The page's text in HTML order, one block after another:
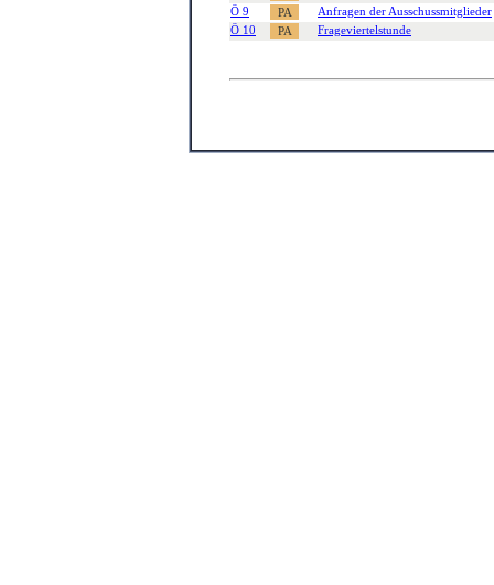
Ö 9
Anfragen der Ausschussmitglieder
Ö 10
Frageviertelstunde